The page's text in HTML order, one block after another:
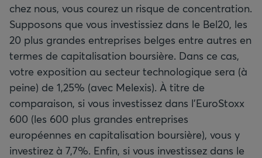
chez nous, vous courez un risque de concentration.
Supposons que vous investissiez dans le Bel20, les
20 plus grandes entreprises belges entre autres en
termes de capitalisation boursière. Dans ce cas,
votre exposition au secteur technologique sera (à
peine) de 1,25% (avec Melexis). À titre de
comparaison, si vous investissez dans l’EuroStoxx
600 (les 600 plus grandes entreprises
européennes en capitalisation boursière), vous y
investirez à 7,7%. Enfin, si vous investissez dans le